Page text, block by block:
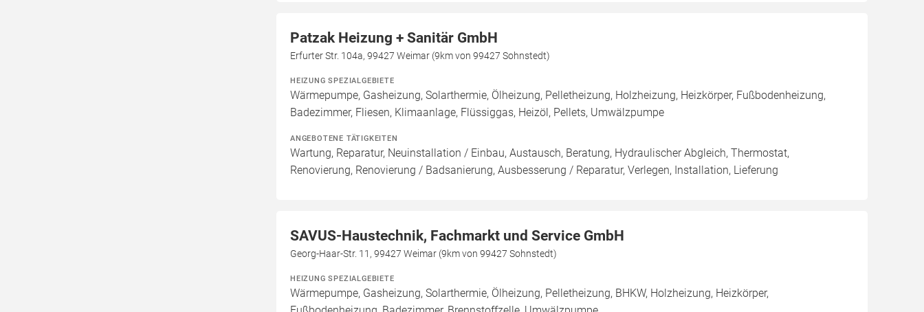
Patzak Heizung + Sanitär GmbH
Erfurter Str. 104a, 99427 Weimar (9km von 99427 Sohnstedt)
HEIZUNG SPEZIALGEBIETE
Wärmepumpe, Gasheizung, Solarthermie, Ölheizung, Pelletheizung, Holzheizung, Heizkörper, Fußbodenheizung,
Badezimmer, Fliesen, Klimaanlage, Flüssiggas, Heizöl, Pellets, Umwälzpumpe
ANGEBOTENE TÄTIGKEITEN
Wartung, Reparatur, Neuinstallation / Einbau, Austausch, Beratung, Hydraulischer Abgleich, Thermostat,
Renovierung, Renovierung / Badsanierung, Ausbesserung / Reparatur, Verlegen, Installation, Lieferung
SAVUS-Haustechnik, Fachmarkt und Service GmbH
Georg-Haar-Str. 11, 99427 Weimar (9km von 99427 Sohnstedt)
HEIZUNG SPEZIALGEBIETE
Wärmepumpe, Gasheizung, Solarthermie, Ölheizung, Pelletheizung, BHKW, Holzheizung, Heizkörper,